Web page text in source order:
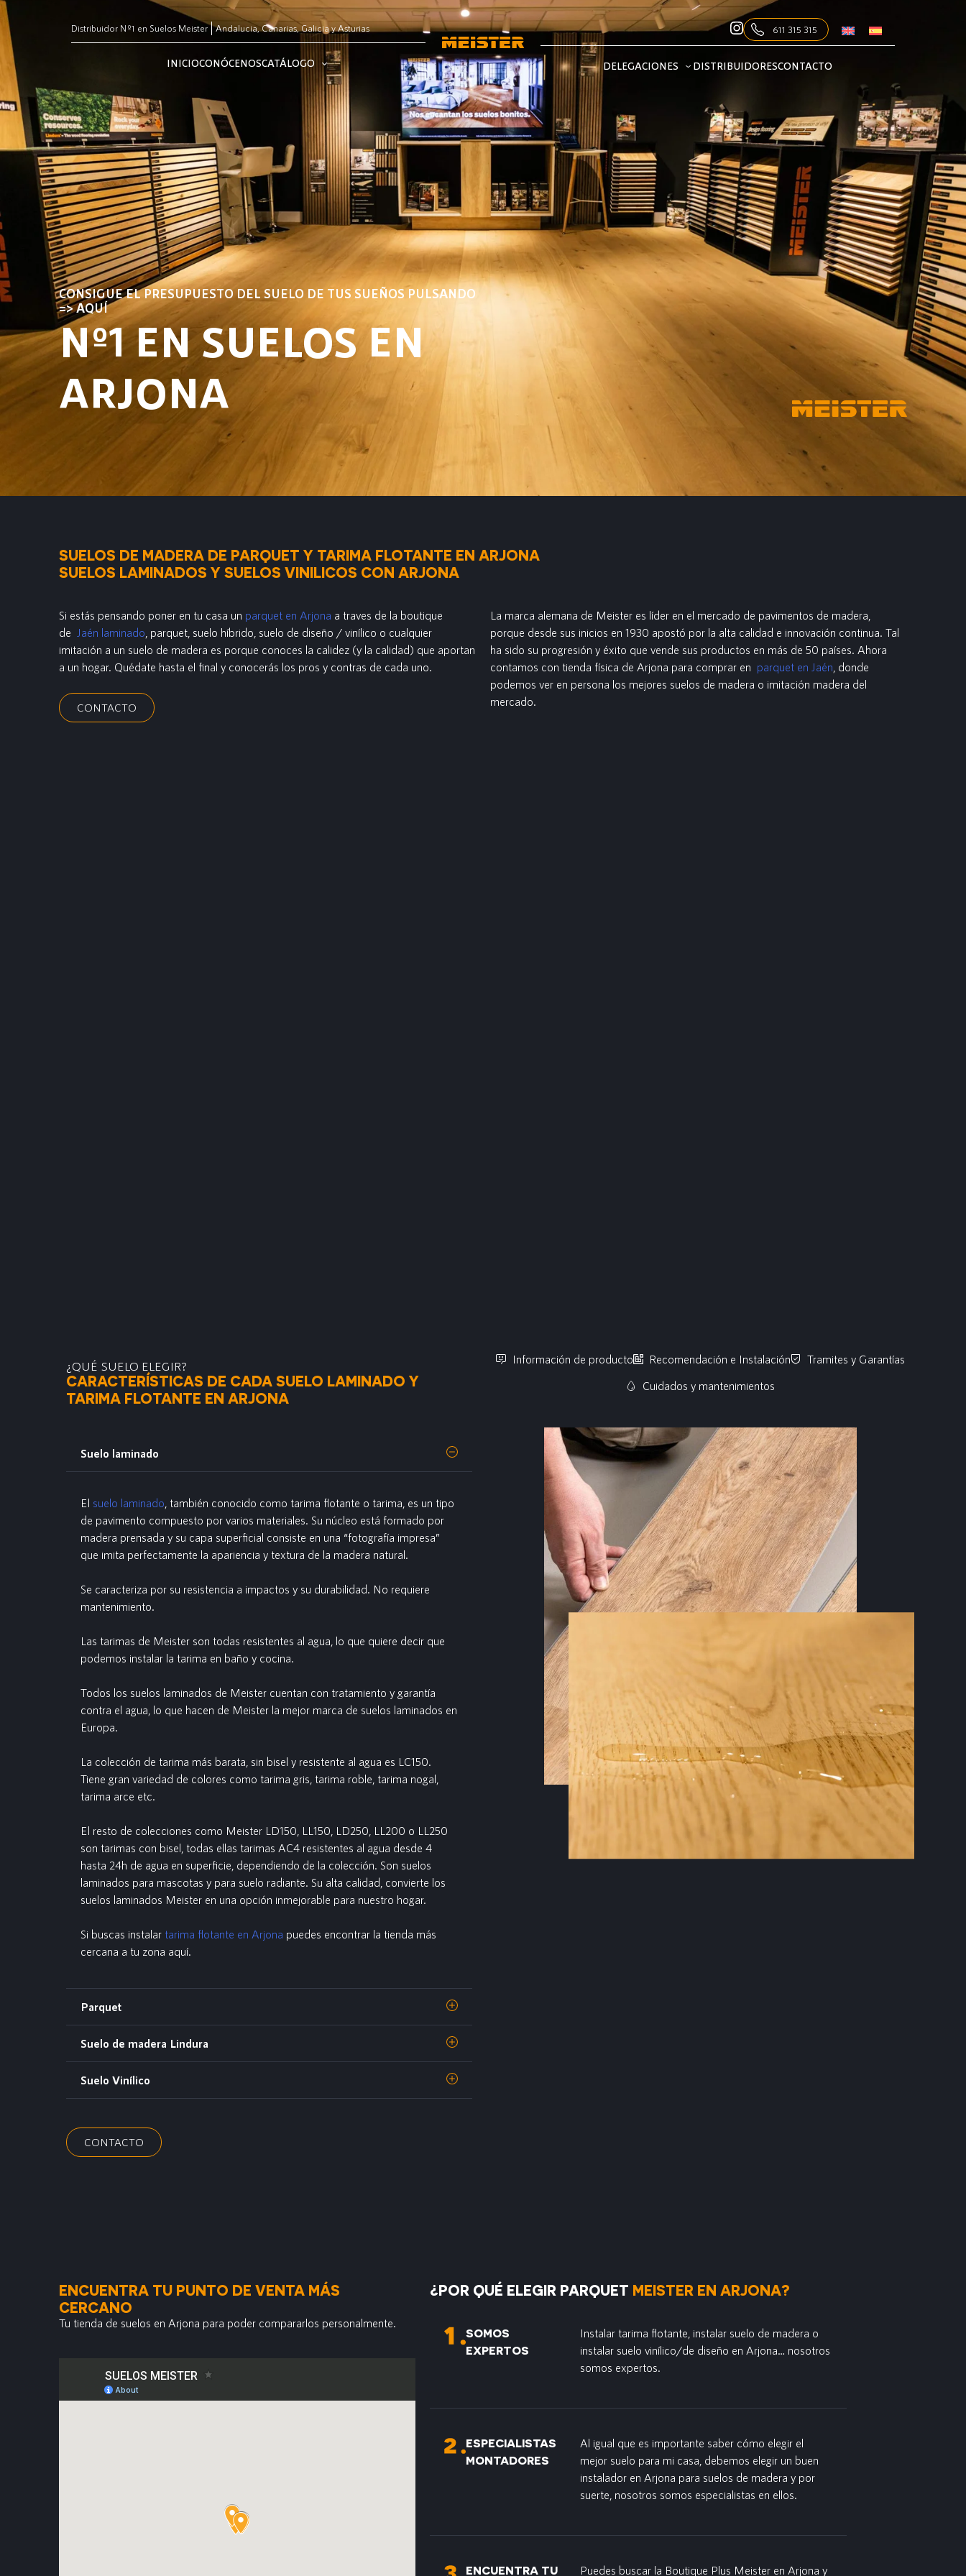
Distribuidor Nº1 en Suelos Meister Andalucia, Canarias, Galicia y Asturias
INICIOCONÓCENOSCATÁLOGO
611 315 315
DELEGACIONES DISTRIBUIDORESCONTACTO
CONSIGUE EL PRESUPUESTO DEL SUELO DE TUS SUEÑOS PULSANDO
=> AQUÍ
Nº1 EN SUELOS EN
ARJONA
SUELOS DE MADERA DE PARQUET Y TARIMA FLOTANTE EN ARJONA
SUELOS LAMINADOS Y SUELOS VINILICOS CON ARJONA
Si estás pensando poner en tu casa un parquet en Arjona a traves de la boutique
de Jaén laminado , parquet, suelo híbrido, suelo de diseño / vinílico o cualquier
imitación a un suelo de madera es porque conoces la calidez (y la calidad) que aportan
a un hogar. Quédate hasta el final y conocerás los pros y contras de cada uno.
CONTACTO
La marca alemana de Meister es líder en el mercado de pavimentos de madera,
porque desde sus inicios en 1930 apostó por la alta calidad e innovación continua. Tal
ha sido su progresión y éxito que vende sus productos en más de 50 países. Ahora
contamos con tienda física de Arjona para comprar en parquet en Jaén , donde
podemos ver en persona los mejores suelos de madera o imitación madera del
mercado.
¿QUÉ SUELO ELEGIR?
CARACTERÍSTICAS DE CADA SUELO LAMINADO Y
TARIMA FLOTANTE EN ARJONA
Suelo laminado
El suelo laminado , también conocido como tarima flotante o tarima, es un tipo
de pavimento compuesto por varios materiales. Su núcleo está formado por
madera prensada y su capa superficial consiste en una “fotografía impresa”
que imita perfectamente la apariencia y textura de la madera natural.
Se caracteriza por su resistencia a impactos y su durabilidad. No requiere
mantenimiento.
Las tarimas de Meister son todas resistentes al agua, lo que quiere decir que
podemos instalar la tarima en baño y cocina.
Todos los suelos laminados de Meister cuentan con tratamiento y garantía
contra el agua, lo que hacen de Meister la mejor marca de suelos laminados en
Europa.
La colección de tarima más barata, sin bisel y resistente al agua es LC150.
Tiene gran variedad de colores como tarima gris, tarima roble, tarima nogal,
tarima arce etc.
El resto de colecciones como Meister LD150, LL150, LD250, LL200 o LL250
son tarimas con bisel, todas ellas tarimas AC4 resistentes al agua desde 4
hasta 24h de agua en superficie, dependiendo de la colección. Son suelos
laminados para mascotas y para suelo radiante. Su alta calidad, convierte los
suelos laminados Meister en una opción inmejorable para nuestro hogar.
Si buscas instalar tarima flotante en Arjona puedes encontrar la tienda más
cercana a tu zona aquí.
Parquet
Suelo de madera Lindura
Suelo Vinílico
CONTACTO
Información de producto Recomendación e Instalación
Tramites y Garantías
Cuidados y mantenimientos
ENCUENTRA TU PUNTO DE VENTA MÁS
CERCANO
Tu tienda de suelos en Arjona para poder compararlos personalmente.
¿POR QUÉ ELEGIR PARQUET MEISTER EN ARJONA?
SOMOS
EXPERTOS
Instalar tarima flotante, instalar suelo de madera o
instalar suelo vinílico/de diseño en Arjona… nosotros
somos expertos.
ESPECIALISTAS
MONTADORES
Al igual que es importante saber cómo elegir el
mejor suelo para mi casa, debemos elegir un buen
instalador en Arjona para suelos de madera y por
suerte, nosotros somos especialistas en ellos.
ENCUENTRA TU Puedes buscar la Boutique Plus Meister en Arjona y